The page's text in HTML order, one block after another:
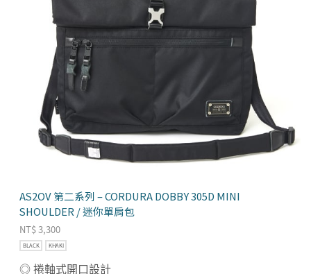
AS2OV 第二系列 – CORDURA DOBBY 305D MINI
SHOULDER / 迷你單肩包
NT$3,300
BLACK KHAKI
◎ 捲軸式開口設計